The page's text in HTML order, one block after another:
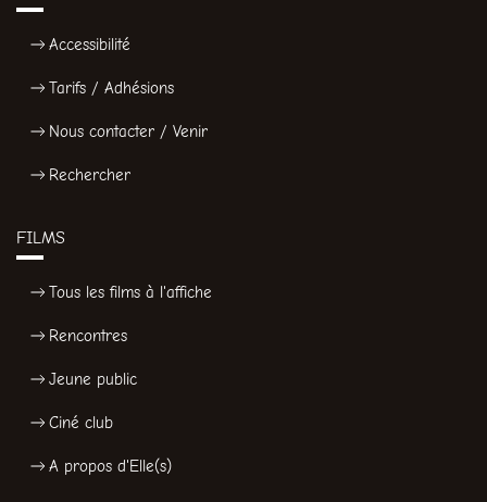
Accessibilité
Tarifs / Adhésions
Nous contacter / Venir
Rechercher
FILMS
Tous les films à l'affiche
Rencontres
Jeune public
Ciné club
A propos d'Elle(s)